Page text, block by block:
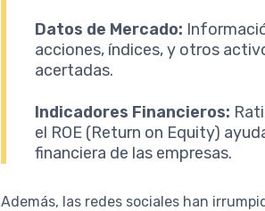
Datos de Mercado:
acciones, índices, y otros
acertadas.
Indicadores Financieros:
el ROE (Return on Equity)
financiera de las empresas.
Además, las redes sociales han